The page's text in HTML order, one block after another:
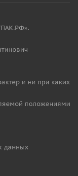
и ни при каких
положениями
данных